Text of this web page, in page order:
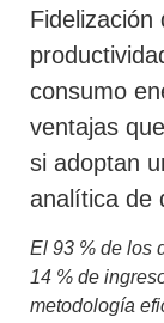
Fidelización
consumo
ventajas
si adoptan
analítica de
El 93 % de los
14 % de
metodología